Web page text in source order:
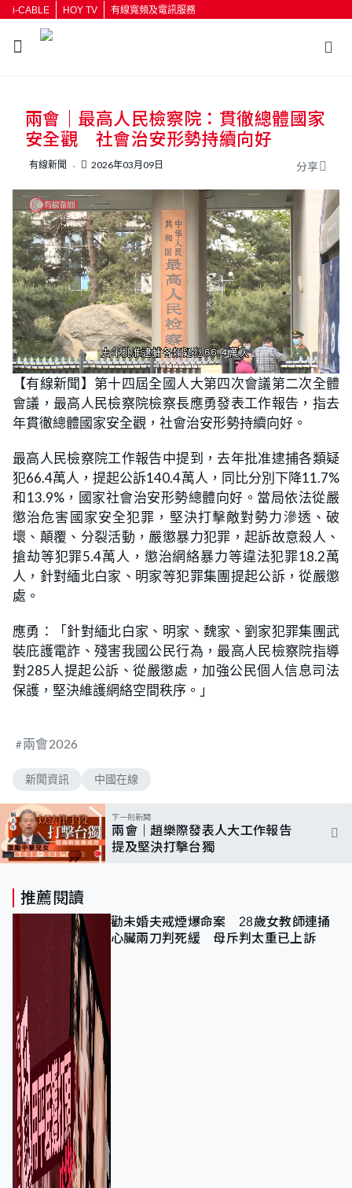
i-CABLE HOY TV 有線寬頻及電訊服務
按輸入鍵開始搜尋
兩會｜最高人民檢察院：貫徹總體國家
安全觀 社會治安形勢持續向好
有線新聞 2026年03月09日 分享
U
n
m
t
e
L
o
a
d
e
d
:
3
7
1
%
【有線新聞】第十四屆全國人大第四次會議第二次全體
會議，最高人民檢察院檢察長應勇發表工作報告，指去
年貫徹總體國家安全觀，社會治安形勢持續向好。
最高人民檢察院工作報告中提到，去年批准逮捕各類疑
犯66.4萬人，提起公訴140.4萬人，同比分別下降11.7%
和13.9%，國家社會治安形勢總體向好。當局依法從嚴
懲治危害國家安全犯罪，堅決打擊敵對勢力滲透、破
壞、顛覆、分裂活動，嚴懲暴力犯罪，起訴故意殺人、
搶劫等犯罪5.4萬人，懲治網絡暴力等違法犯罪18.2萬
人，針對緬北白家、明家等犯罪集團提起公訴，從嚴懲
處。
應勇：「針對緬北白家、明家、魏家、劉家犯罪集團武
裝庇護電詐、殘害我國公民行為，最高人民檢察院指導
對285人提起公訴、從嚴懲處，加強公民個人信息司法
保護，堅決維護網絡空間秩序。」
兩會2026
新聞資訊 中國在線
下一則新聞
兩會｜趙樂際發表人大工作報告
提及堅決打擊台獨
推薦閱讀
勸未婚夫戒煙爆命案 28歲女教師連捅
心臟兩刀判死緩 母斥判太重已上訴